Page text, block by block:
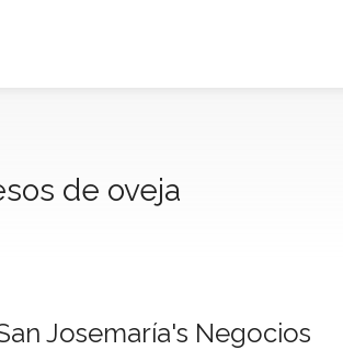
de oveja
Josemaría's Negocios